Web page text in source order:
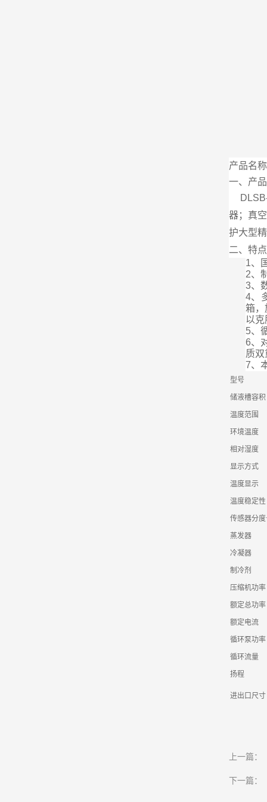
产品名
一、产
器；真
护大型
二、特点
1、
2、
3、
4、
箱，
以
5、
6、
质
7、
型号
储液槽容积
温度范围
环境温度
相对湿度
显示方式
温度显示
温度稳定性
传感器分
蒸发器
冷凝器
制冷剂
压缩机功率
额定总功率
额定电流
循环泵功率
循环流量
扬程
进出口尺寸
上一篇：
下一篇：